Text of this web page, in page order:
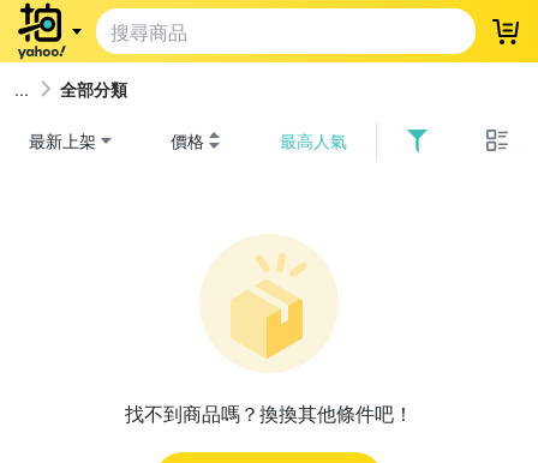
登
全部分類
最新上架 價格 最高人氣
找不到商品嗎？換換其他條件吧！